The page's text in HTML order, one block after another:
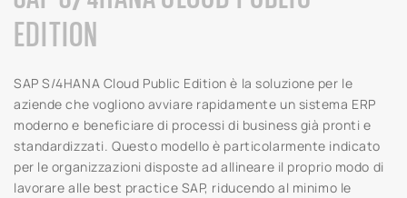
EDITION
SAP S/4HANA Cloud Public Edition è la soluzione per le
aziende che vogliono avviare rapidamente un sistema ERP
moderno e beneficiare di processi di business già pronti e
standardizzati. Questo modello è particolarmente indicato
per le organizzazioni disposte ad allineare il proprio modo di
lavorare alle best practice SAP, riducendo al minimo le